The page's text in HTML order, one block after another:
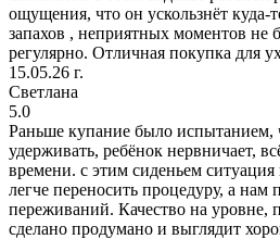
ощущения, что он ускользнёт
запахов , неприятных моментов не
регулярно. Отличная покупка для
15.05.26 г.
Светлана
5.0
Раньше купание было испытанием,
удерживать, ребёнок нервничает,
времени. с этим сиденьем
легче переносить процедуру, а
переживаний. Качество на уровне,
сделано продумано и выглядит